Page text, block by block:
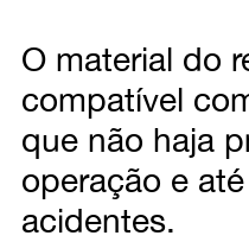
O material do
compatível
que não haja
operação e
acidentes.